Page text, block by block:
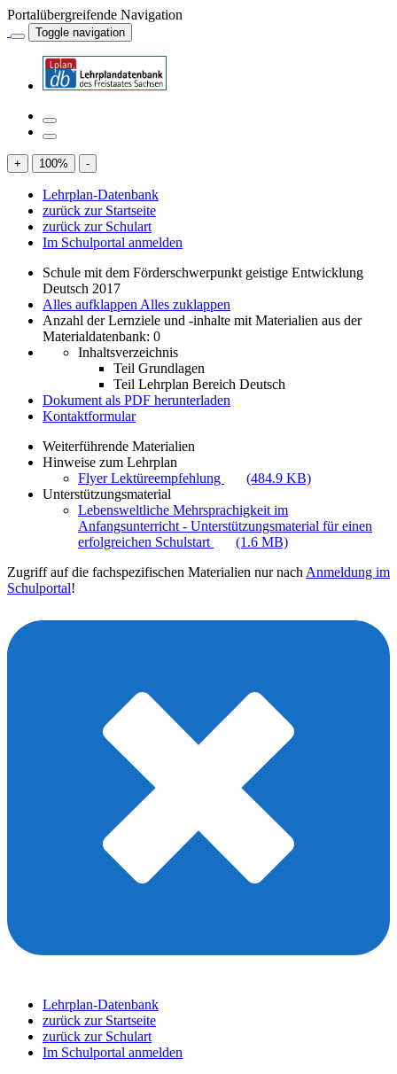
Portalübergreifende Navigation
Toggle navigation
+ 100% -
Lehrplan-Datenbank
zurück zur Startseite
zurück zur Schulart
Im Schulportal anmelden
Schule mit dem Förderschwerpunkt geistige Entwicklung
Deutsch 2017
Alles aufklappen Alles zuklappen
Anzahl der Lernziele und -inhalte mit Materialien aus der
Materialdatenbank: 0
Inhaltsverzeichnis
Teil Grundlagen
Teil Lehrplan Bereich Deutsch
Dokument als PDF herunterladen
Kontaktformular
Weiterführende Materialien
Hinweise zum Lehrplan
Flyer Lektüreempfehlung
(484.9 KB)
Unterstützungsmaterial
Lebensweltliche Mehrsprachigkeit im
Anfangsunterricht - Unterstützungsmaterial für einen
erfolgreichen Schulstart
(1.6 MB)
Zugriff auf die fachspezifischen Materialien nur nach Anmeldung im
Schulportal!
Lehrplan-Datenbank
zurück zur Startseite
zurück zur Schulart
Im Schulportal anmelden